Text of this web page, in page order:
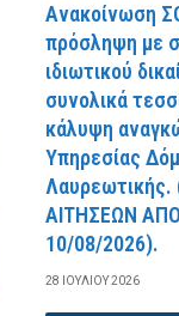
Ανακοίνωση
πρόσληψη με
ιδιωτικού
συνολικά
κάλυψη
Υπηρεσίας
Λαυρεωτικής.
AITHΣEΩN
10/08/2026).
28 ΙΟΥΛΊΟΥ 2026